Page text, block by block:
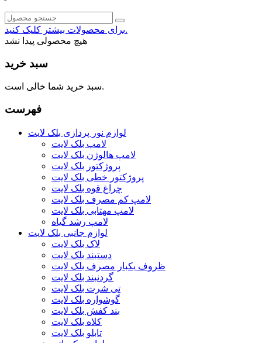
برای محصولات بیشتر کلیک کنید.
هیچ محصولی پیدا نشد
سبد خرید
سبد خرید شما خالی است.
فهرست
لوازم نور پردازی بلک لایت
لامپ بلک لایت
لامپ هالوژن بلک لایت
پروژکتور بلک لایت
پروژکتور خطی بلک لایت
چراغ قوه بلک لایت
لامپ کم مصرف بلک لایت
لامپ مهتابی بلک لایت
لامپ رشد گیاه
لوازم جانبی بلک لایت
لاک بلک لایت
دستبند بلک لایت
ظروف یکبار مصرف بلک لایت
گردنبند بلک لایت
تی شرت بلک لایت
گوشواره بلک لایت
بند کفش بلک لایت
کلاه بلک لایت
تابلو بلک لایت